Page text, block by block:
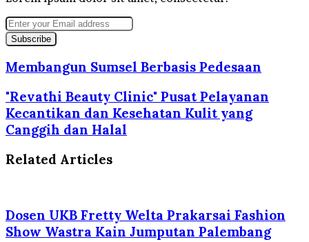
Enter
your
Email
address
Membangun Sumsel Berbasis Pedesaan
"Revathi Beauty Clinic" Pusat Pelayanan
Kecantikan dan Kesehatan Kulit yang
Canggih dan Halal
Related Articles
Dosen UKB Fretty Welta Prakarsai Fashion
Show Wastra Kain Jumputan Palembang